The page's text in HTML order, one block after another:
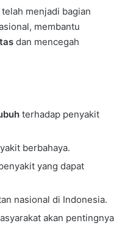
telah menjadi bagian
membantu
dan mencegah
terhadap penyakit
berbahaya.
yang dapat
nasional di Indonesia.
akan pentingnya